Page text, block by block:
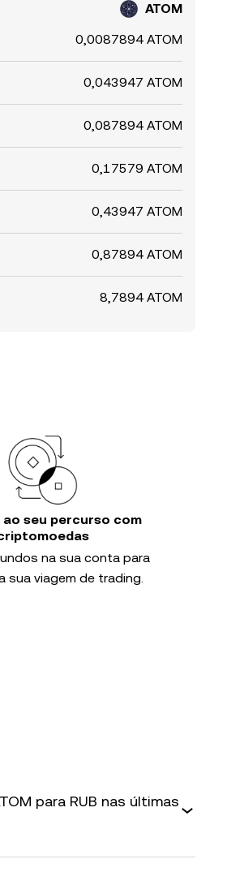
ATOM
0,0087894 ATOM
0,043947 ATOM
0,087894 ATOM
0,17579 ATOM
0,43947 ATOM
0,87894 ATOM
8,7894 ATOM
ao seu percurso com
na sua conta para
sua viagem de trading.
para RUB nas últimas